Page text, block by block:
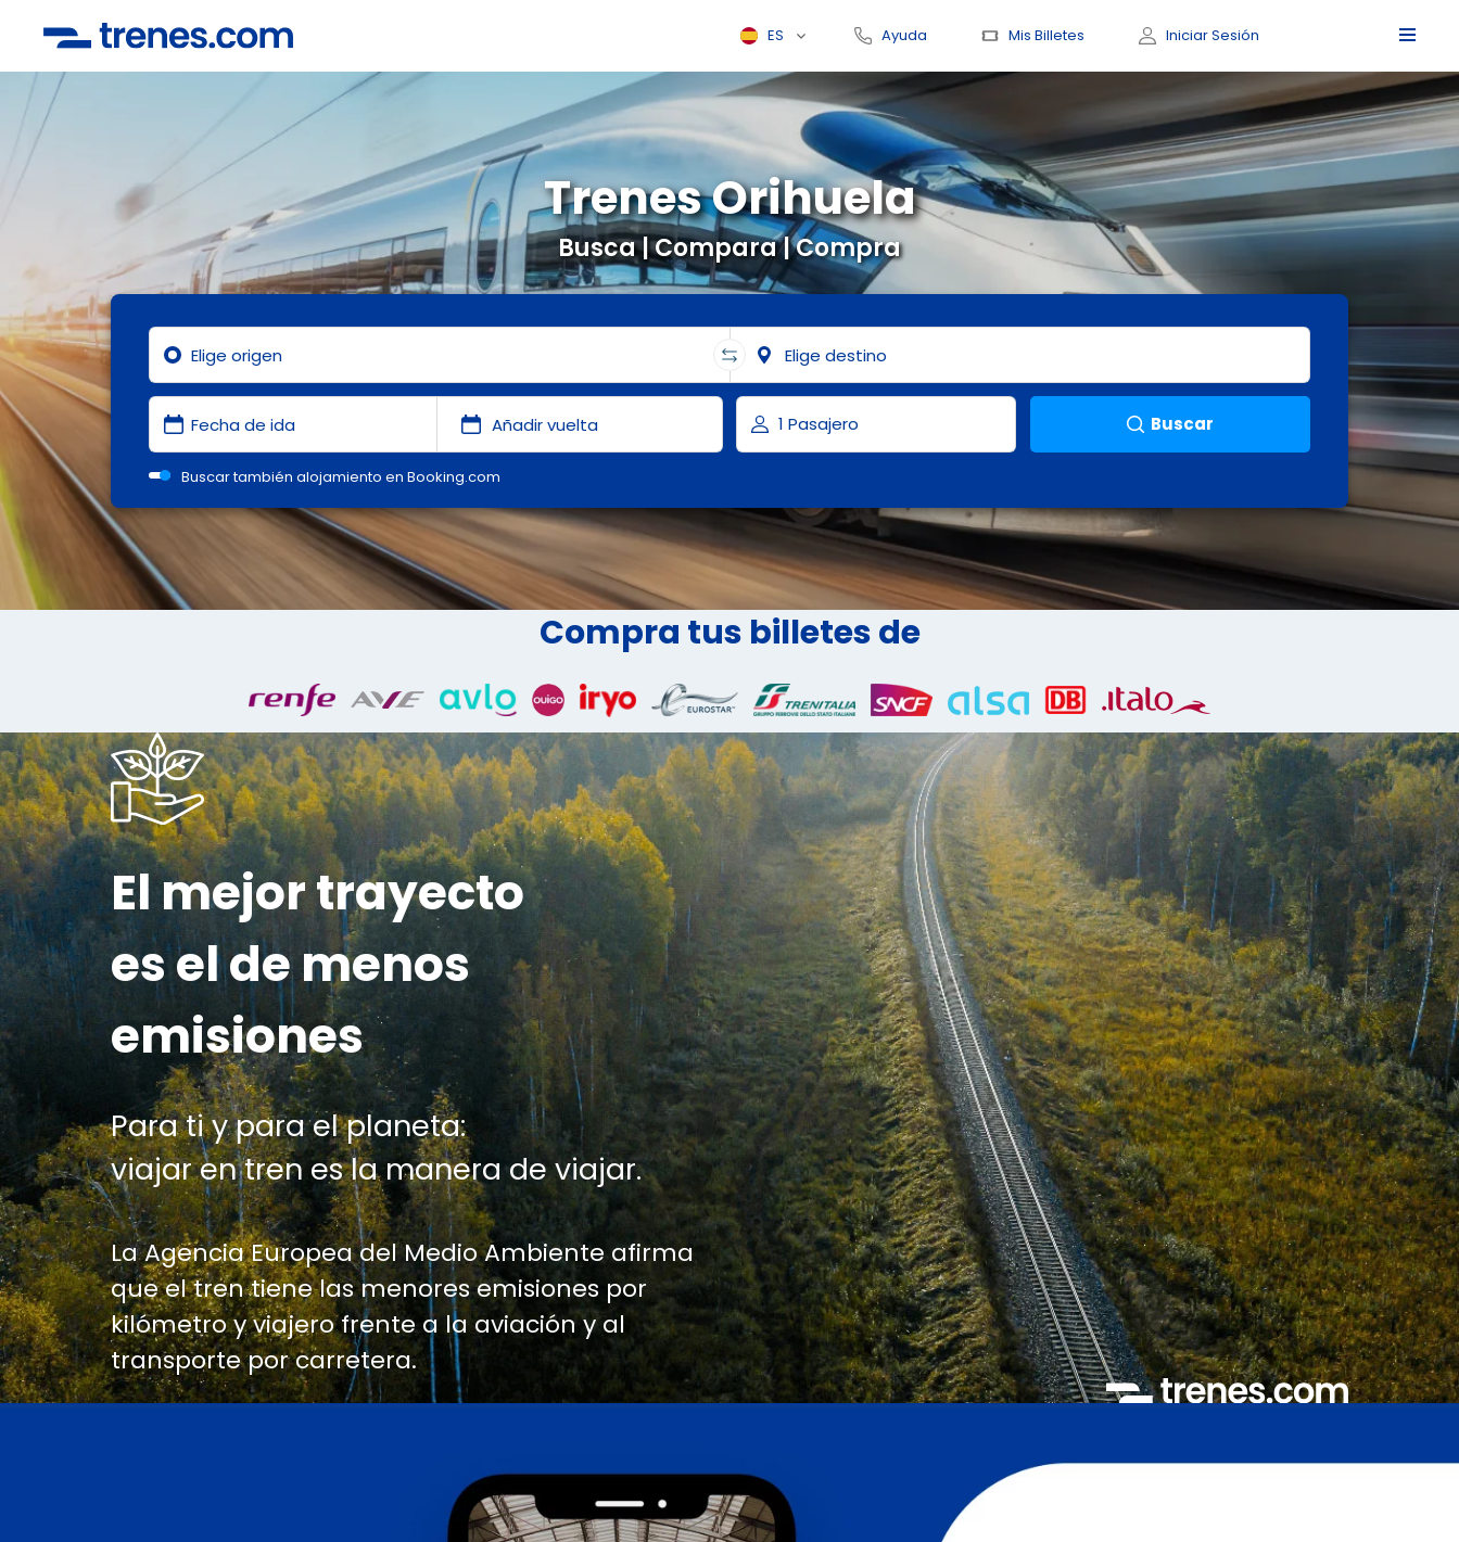
ES Ayuda Mis Billetes Iniciar Sesión
Busca | Compara | Compra
Trenes Orihuela
Buscar
Buscar también alojamiento en Booking.com
Compra tus billetes de
El mejor trayecto
es el de menos
emisiones
Para ti y para el planeta:
viajar en tren es la manera de viajar.
La Agencia Europea del Medio Ambiente afirma
que el tren tiene las menores emisiones por
kilómetro y viajero frente a la aviación y al
transporte por carretera.